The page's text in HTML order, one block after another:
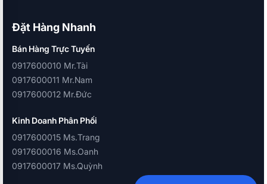
Đặt Hàng Nhanh
Bán Hàng Trực Tuyến
0917600010 Mr.Tài
0917600011 Mr.Nam
0917600012 Mr.Đức
Kinh Doanh Phân Phối
0917600015 Ms.Trang
0917600016 Ms.Oanh
0917600017 Ms.Quỳnh